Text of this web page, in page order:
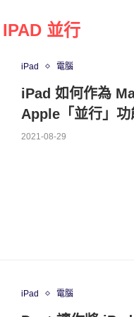
並行
iPad 電腦
iPad 如何作為
Apple「並行」功
2021-08-29
iPad 電腦